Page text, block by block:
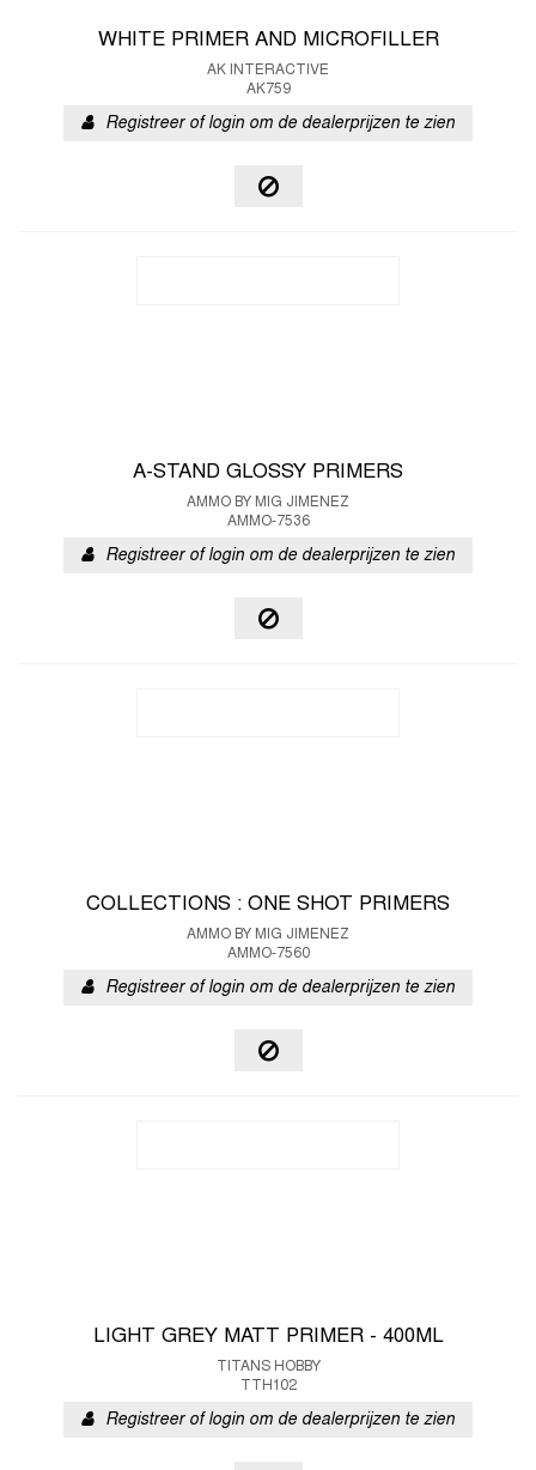
WHITE PRIMER AND MICROFILLER
AK INTERACTIVE
AK759
Registreer of login om de dealerprijzen te zien
A-STAND GLOSSY PRIMERS
AMMO BY MIG JIMENEZ
AMMO-7536
Registreer of login om de dealerprijzen te zien
COLLECTIONS : ONE SHOT PRIMERS
AMMO BY MIG JIMENEZ
AMMO-7560
Registreer of login om de dealerprijzen te zien
LIGHT GREY MATT PRIMER - 400ML
TITANS HOBBY
TTH102
Registreer of login om de dealerprijzen te zien